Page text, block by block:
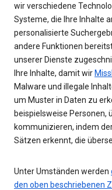
wir verschiedene
Systeme, die Ihre Inhalte
personalisierte
andere Funktionen
unserer Dienste
Ihre Inhalte, damit wir
Malware und illegale
um Muster in Daten zu
beispielsweise Personen,
kommunizieren, indem
Sätzen erkennt, die
Unter Umständen werden
den oben beschriebenen